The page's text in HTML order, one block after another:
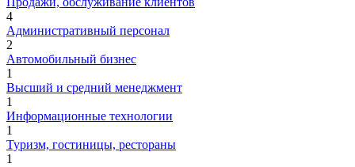
4
Административный персонал
2
Автомобильный бизнес
1
Высший и средний менеджмент
1
Информационные технологии
1
Туризм, гостиницы, рестораны
1